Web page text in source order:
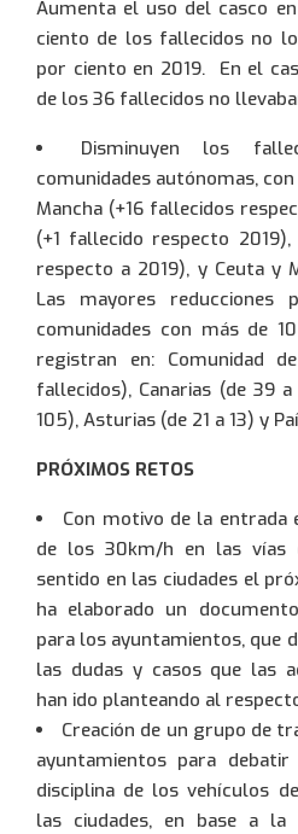
Aumenta el uso del casco
ciento de los fallecidos no
por ciento en 2019. En el
de los 36 fallecidos no
Disminuyen los
comunidades autónomas,
Mancha (+16 fallecidos
(+1 fallecido respecto 2019),
respecto a 2019), y Ceuta y
Las mayores reducciones
comunidades con más de
registran en: Comunidad
fallecidos), Canarias (de 39
105), Asturias (de 21 a 13) y
PRÓXIMOS RETOS
Con motivo de la entrada
de los 30km/h en las vías
sentido en las ciudades el
ha elaborado un
para los ayuntamientos, que
las dudas y casos que las
han ido planteando al
Creación de un grupo de
ayuntamientos para
disciplina de los vehículos
las ciudades, en base a la